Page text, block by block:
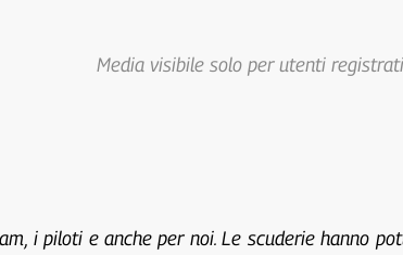
Media visibile solo per utenti registrati
i piloti e anche per noi. Le scuderie hanno